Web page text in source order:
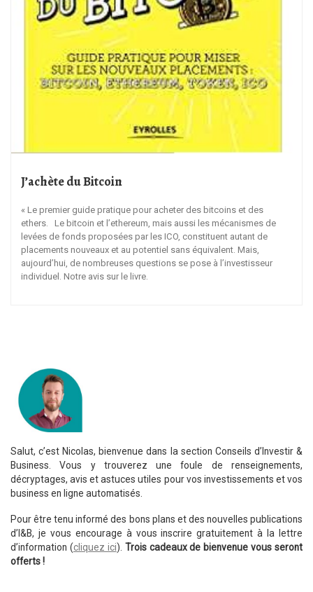
J’achète du Bitcoin
« Le premier guide pratique pour acheter des bitcoins et des
ethers. Le bitcoin et l’ethereum, mais aussi les mécanismes de
levées de fonds proposées par les ICO, constituent autant de
placements nouveaux et au potentiel sans équivalent. Mais,
aujourd’hui, de nombreuses questions se pose à l’investisseur
individuel. Notre avis sur le livre.
Salut, c’est Nicolas, bienvenue dans la section Conseils d’Investir &
Business. Vous y trouverez une foule de renseignements,
décryptages, avis et astuces utiles pour vos investissements et vos
business en ligne automatisés.
Pour être tenu informé des bons plans et des nouvelles publications
d’I&B, je vous encourage à vous inscrire gratuitement à la lettre
d’information (cliquez ici). Trois cadeaux de bienvenue vous seront
offerts !